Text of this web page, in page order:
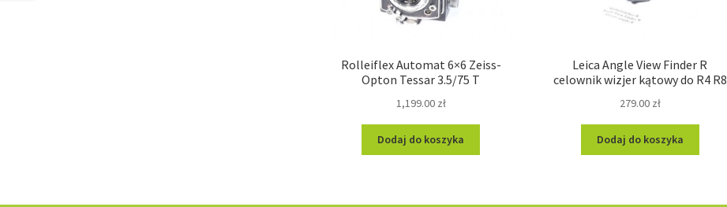
Rolleiflex Automat 6×6 Zeiss-
Opton Tessar 3.5/75 T
1,199.00 zł
Dodaj do koszyka
Leica Angle View Finder R
celownik wizjer kątowy do R4 R8
279.00 zł
Dodaj do koszyka